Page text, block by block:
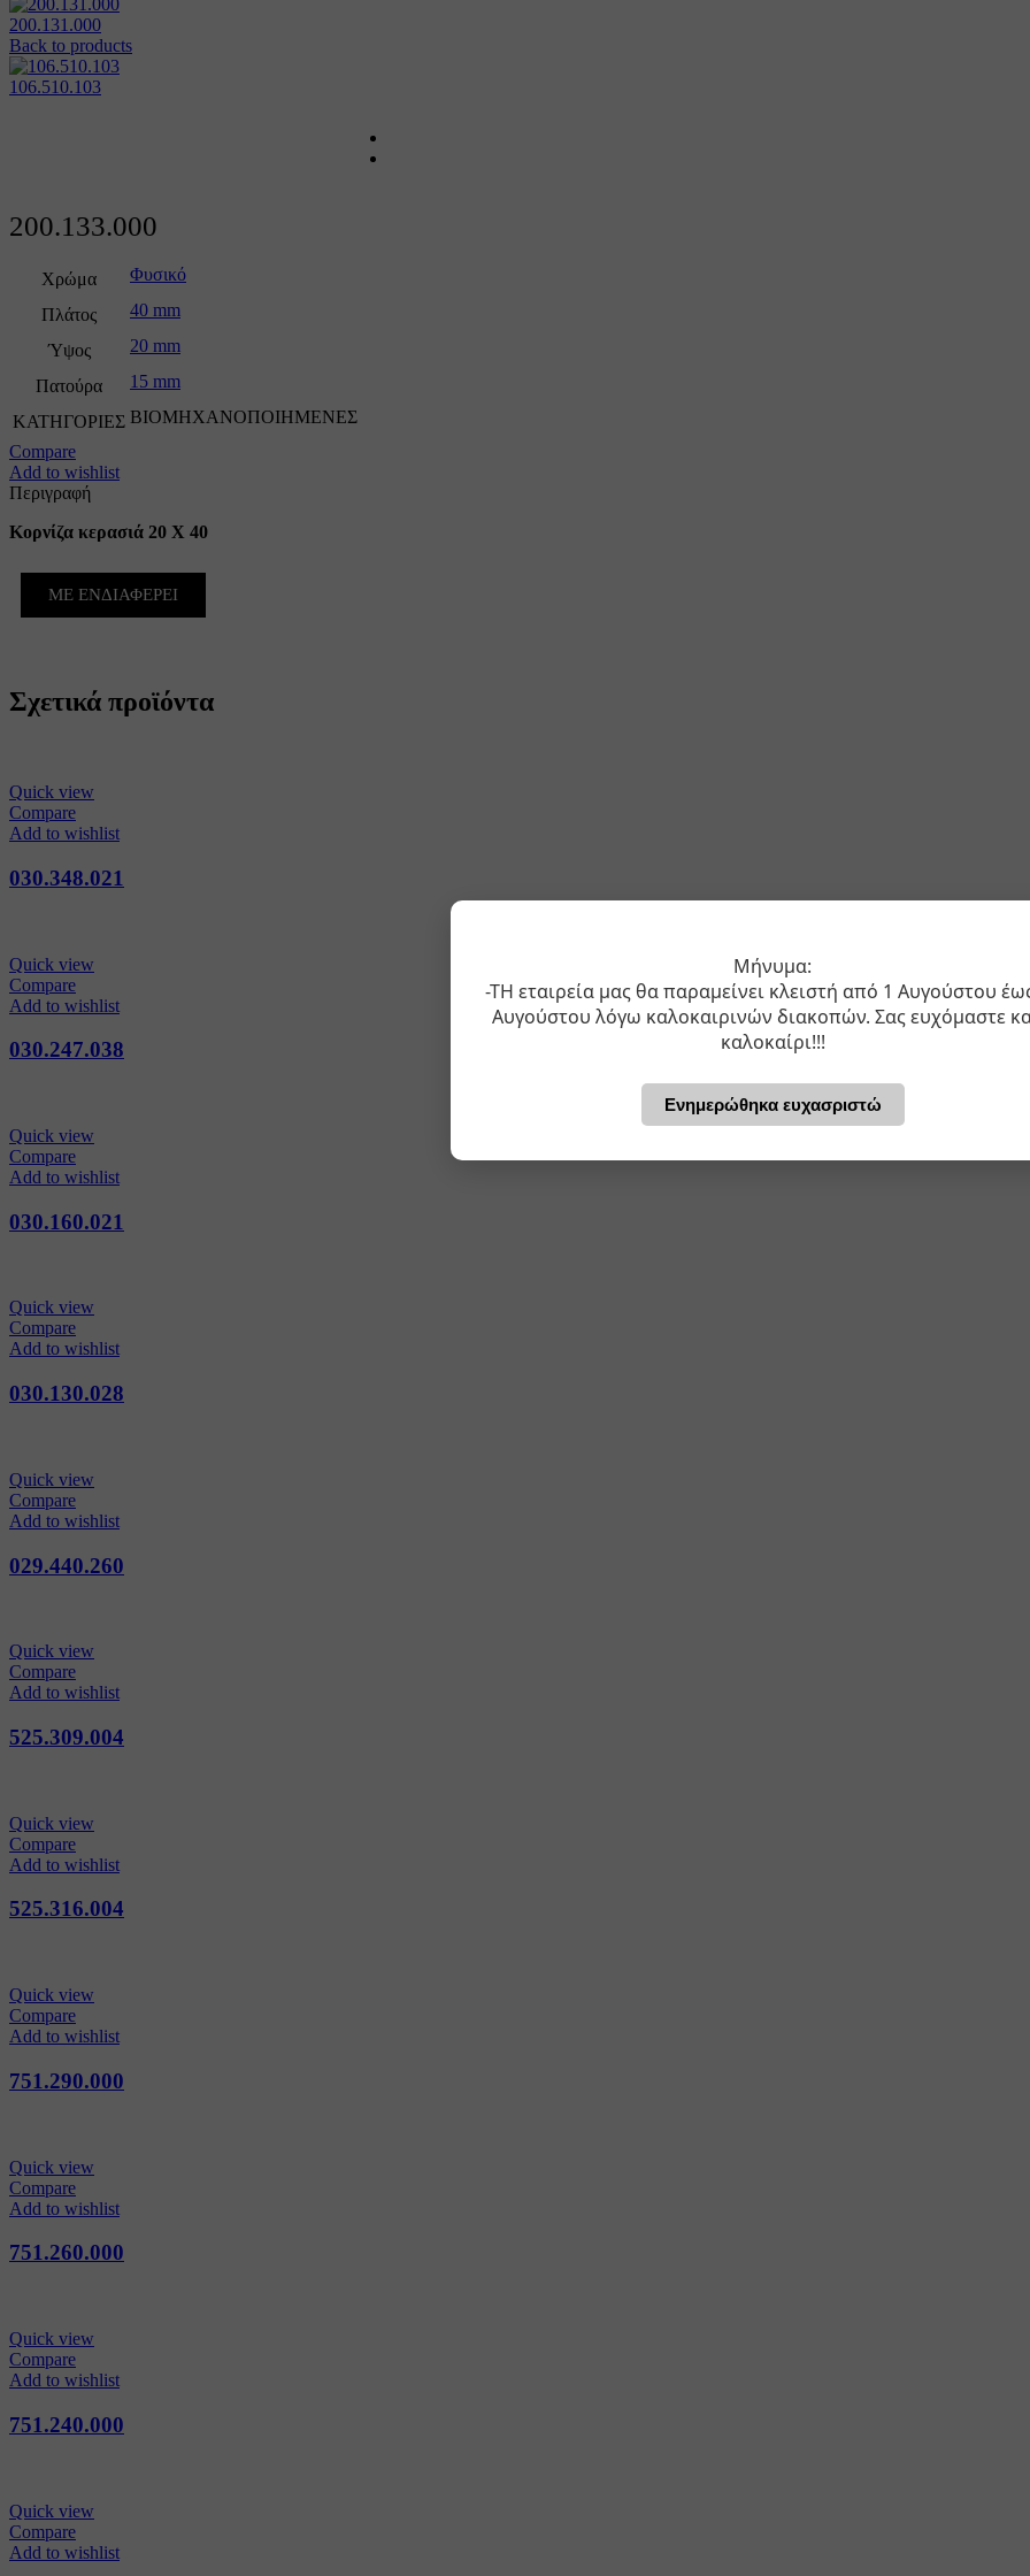
200.131.000
Back to products
106.510.103
200.133.000
Χρώμα Φυσικό
Πλάτος 40 mm
Ύψος 20 mm
Πατούρα 15 mm
ΚΑΤΗΓΟΡΙΕΣ ΒΙΟΜΗΧΑΝΟΠΟΙΗΜΕΝΕΣ
Compare
Add to wishlist
Περιγραφή
Κορνίζα κερασιά 20 Χ 40
ΜΕ ΕΝΔΙΑΦΕΡΕΙ
Σχετικά προϊόντα
Quick view
Compare
Add to wishlist
030.348.021
Quick view
Compare
Add to wishlist
030.247.038
Quick view
Compare
Add to wishlist
030.160.021
Quick view
Compare
Add to wishlist
030.130.028
Quick view
Compare
Add to wishlist
029.440.260
Quick view
Compare
Add to wishlist
525.309.004
Quick view
Compare
Add to wishlist
525.316.004
Quick view
Compare
Add to wishlist
751.290.000
Quick view
Compare
Add to wishlist
751.260.000
Quick view
Compare
Add to wishlist
751.240.000
Quick view
Compare
Add to wishlist
Μήνυμα:
-ΤΗ εταιρεία μας θα παραμείνει κλειστή από 1 Αυγούστου
Αυγούστου λόγω καλοκαιρινών διακοπών. Σας ευχόμαστε
καλοκαίρι!!!
Ενημερώθηκα ευχασριστώ